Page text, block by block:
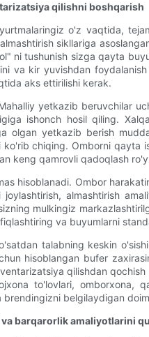
qilishni boshqarish
o'z vaqtida,
sikllariga
ni tushunish sizga qayta
va kir yuvishdan
aks ettirilishi kerak.
yetkazib beruvchilar
ishonch hosil qiling.
yetkazib berish
chiqing. Omborni
keng qamrovli qadoqlash
hisoblanadi. Ombor
almashtirish
mulkingiz
va buyumlarni
talabning keskin
hisoblangan bufer
qilishdan
to'lovlari, omborxona,
belgilaydigan
barqarorlik amaliyotlarini